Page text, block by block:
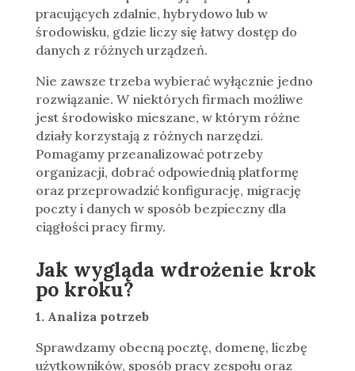
pracujących zdalnie, hybrydowo lub w
środowisku, gdzie liczy się łatwy dostęp do
danych z różnych urządzeń.
Nie zawsze trzeba wybierać wyłącznie jedno
rozwiązanie. W niektórych firmach możliwe
jest środowisko mieszane, w którym różne
działy korzystają z różnych narzędzi.
Pomagamy przeanalizować potrzeby
organizacji, dobrać odpowiednią platformę
oraz przeprowadzić konfigurację, migrację
poczty i danych w sposób bezpieczny dla
ciągłości pracy firmy.
Jak wygląda wdrożenie krok
po kroku?
1. Analiza potrzeb
Sprawdzamy obecną pocztę, domenę, liczbę
użytkowników, sposób pracy zespołu oraz